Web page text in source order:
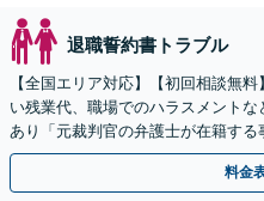
退職誓約書トラブル
【全国エリア対応】【初回相談無
い残業代、職場でのハラスメント
あり「元裁判官の弁護士が在籍す
裁判官経験を活かした最適な戦略を
料金